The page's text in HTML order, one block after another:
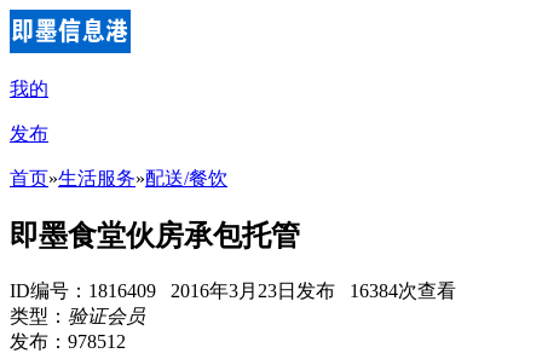
我的
发布
首页»生活服务»配送/餐饮
即墨食堂伙房承包托管
ID编号：1816409 2016年3月23日发布 16384次查看
类型： 验证会员
发布：978512